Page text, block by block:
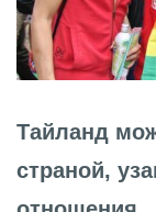
Тайланд
страной,